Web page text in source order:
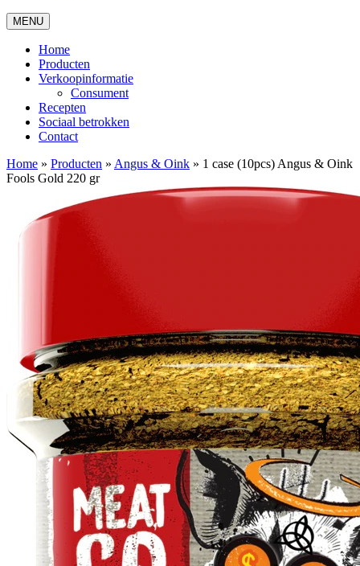
MENU
Home
Producten
Verkoopinformatie
Consument
Recepten
Sociaal betrokken
Contact
Home » Producten » Angus & Oink » 1 case (10pcs) Angus & Oink
Fools Gold 220 gr